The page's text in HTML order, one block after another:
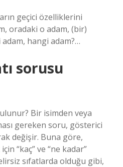
geçici özelliklerini
oradaki o adam, (bir)
hangi adam?…
sorusu
Bir isimden veya
gereken soru, gösterici
değişir. Buna göre,
“kaç” ve “ne kadar”
sıfatlarda olduğu gibi,